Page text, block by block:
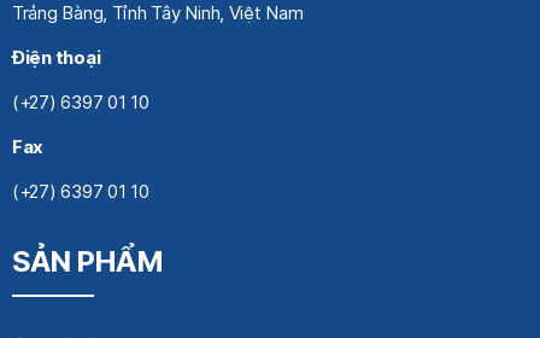
Trảng Bàng, Tỉnh Tây Ninh, Việt Nam
Điện thoại
(+27) 6397 01 10
Fax
(+27) 6397 01 10
SẢN PHẨM